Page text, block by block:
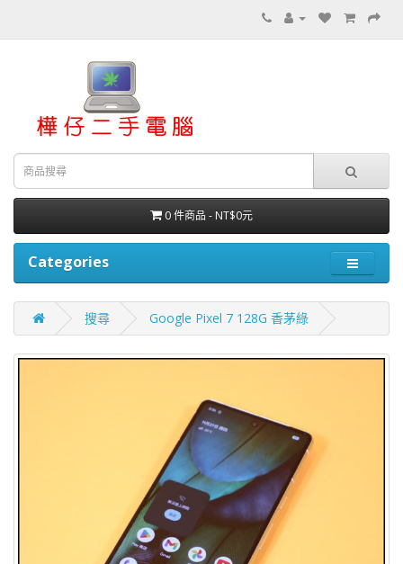
0 件商品 - NT$0元
Categories
搜尋 Google Pixel 7 128G 香茅綠